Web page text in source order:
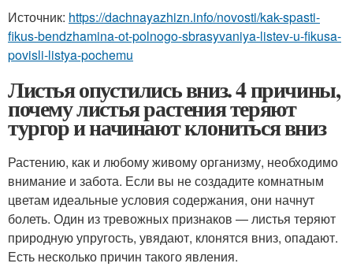
Источник: https://dachnayazhizn.info/novosti/kak-spasti-
fikus-bendzhamina-ot-polnogo-sbrasyvaniya-listev-u-fikusa-
povisli-listya-pochemu
Листья опустились вниз. 4 причины,
почему листья растения теряют
тургор и начинают клониться вниз
Растению, как и любому живому организму, необходимо
внимание и забота. Если вы не создадите комнатным
цветам идеальные условия содержания, они начнут
болеть. Один из тревожных признаков — листья теряют
природную упругость, увядают, клонятся вниз, опадают.
Есть несколько причин такого явления.